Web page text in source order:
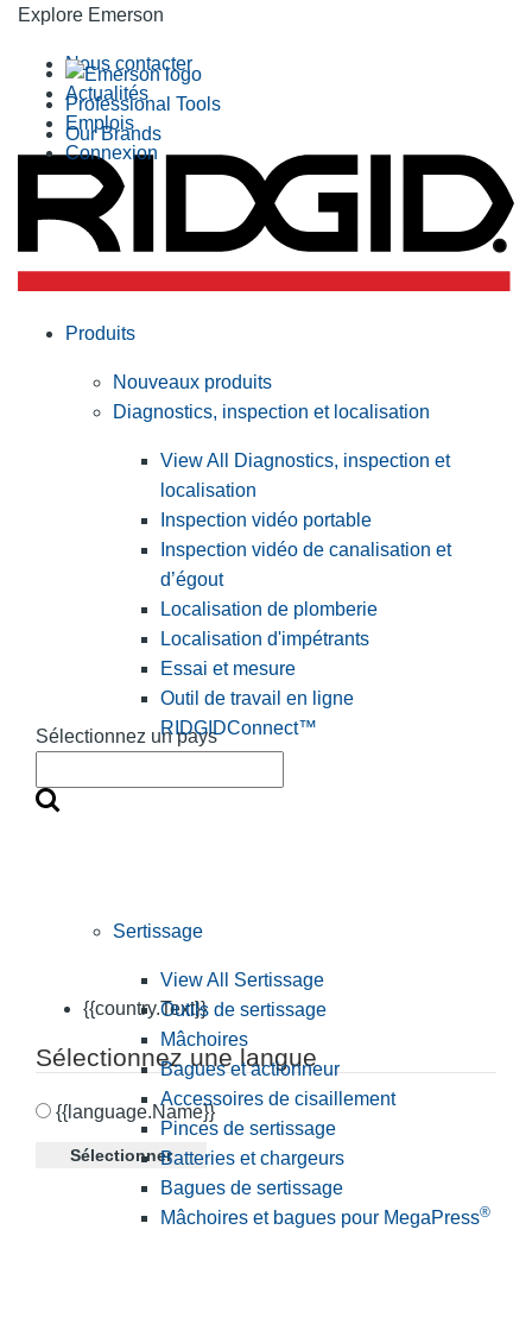
Explore Emerson
Professional Tools
Our Brands
Nous contacter
Actualités
Emplois
Connexion
Sélectionnez un pays
{{country.Text}}
Sélectionnez une langue
{{language.Name}}
Sélectionner
Produits
Nouveaux produits
Diagnostics, inspection et localisation
View All Diagnostics, inspection et
localisation
Inspection vidéo portable
Inspection vidéo de canalisation et
d’égout
Localisation de plomberie
Localisation d'impétrants
Essai et mesure
Outil de travail en ligne
RIDGIDConnect™
Sertissage
View All Sertissage
Outils de sertissage
Mâchoires
Bagues et actionneur
Accessoires de cisaillement
Pinces de sertissage
Batteries et chargeurs
Bagues de sertissage
Mâchoires et bagues pour MegaPress®